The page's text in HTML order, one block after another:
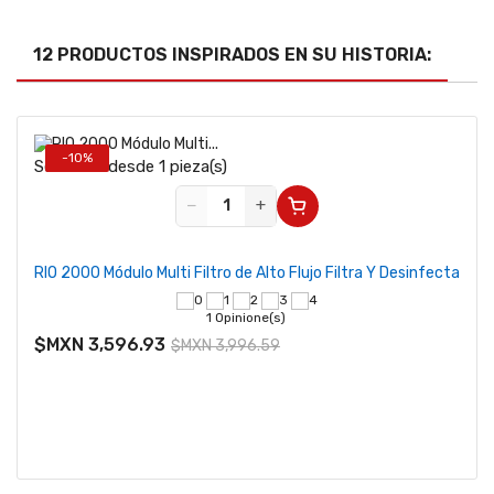
12 PRODUCTOS INSPIRADOS EN SU HISTORIA:
-10%
Se vende desde 1 pieza(s)
−
+
RIO 2000 Módulo Multi Filtro de Alto Flujo Filtra Y Desinfecta
1 Opinione(s)
$MXN 3,596.93 $MXN 3,996.59